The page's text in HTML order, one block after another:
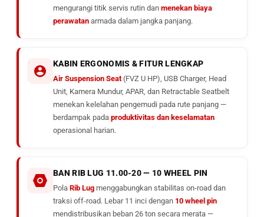
mengurangi titik servis rutin dan menekan biaya
perawatan armada dalam jangka panjang.
KABIN ERGONOMIS & FITUR LENGKAP
Air Suspension Seat(FVZ U HP), USB Charger, Head
Unit, Kamera Mundur, APAR, dan Retractable Seatbelt
menekan kelelahan pengemudi pada rute panjang —
berdampak pada produktivitas dan keselamatan
operasional harian.
BAN RIB LUG 11.00-20 — 10 WHEEL PIN
Pola Rib Lug menggabungkan stabilitas on-road dan
traksi off-road. Lebar 11 inci dengan 10 wheel pin
mendistribusikan beban 26 ton secara merata —